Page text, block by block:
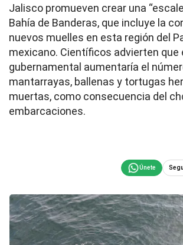
Jalisco promueven crear una
Bahía de Banderas, que incluye la
nuevos muelles en esta región del
mexicano. Científicos advierten
gubernamental aumentaría el
mantarrayas, ballenas y tortugas
muertas, como consecuencia del
embarcaciones.